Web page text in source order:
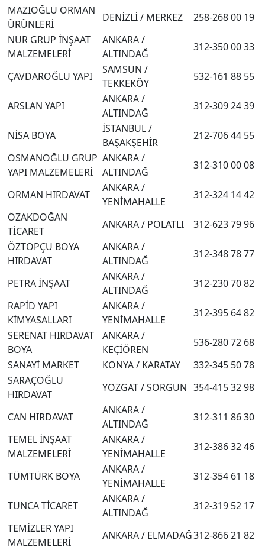
MAZIOĞLU ORMAN
ÜRÜNLERİ
DENİZLİ / MERKEZ
258-268 00 19
NUR GRUP İNŞAAT
MALZEMELERİ
ANKARA /
ALTINDAĞ
312-350 00 33
ÇAVDAROĞLU YAPI
SAMSUN /
TEKKEKÖY
532-161 88 55
ARSLAN YAPI
ANKARA /
ALTINDAĞ
312-309 24 39
NİSA BOYA
İSTANBUL /
BAŞAKŞEHİR
212-706 44 55
OSMANOĞLU GRUP
YAPI MALZEMELERİ
ANKARA /
ALTINDAĞ
312-310 00 08
ORMAN HIRDAVAT
ANKARA /
YENİMAHALLE
312-324 14 42
ÖZAKDOĞAN
TİCARET
ANKARA / POLATLI
312-623 79 96
ÖZTOPÇU BOYA
HIRDAVAT
ANKARA /
ALTINDAĞ
312-348 78 77
PETRA İNŞAAT
ANKARA /
ALTINDAĞ
312-230 70 82
RAPİD YAPI
KİMYASALLARI
ANKARA /
YENİMAHALLE
312-395 64 82
SERENAT HIRDAVAT
BOYA
ANKARA /
KEÇİÖREN
536-280 72 68
SANAYİ MARKET
KONYA / KARATAY
332-345 50 78
SARAÇOĞLU
HIRDAVAT
YOZGAT / SORGUN 354-415 32 98
CAN HIRDAVAT
ANKARA /
ALTINDAĞ
312-311 86 30
TEMEL İNŞAAT
MALZEMELERİ
ANKARA /
YENİMAHALLE
312-386 32 46
TÜMTÜRK BOYA
ANKARA /
YENİMAHALLE
312-354 61 18
TUNCA TİCARET
ANKARA /
ALTINDAĞ
312-319 52 17
TEMİZLER YAPI
MALZEMELERİ
ANKARA / ELMADAĞ312-866 21 82